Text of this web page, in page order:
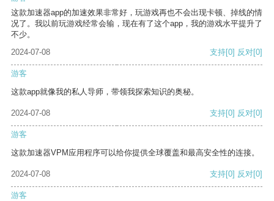
这款加速器app的加速效果非常好，玩游戏再也不会出现卡顿、掉线的情
况了。我以前玩游戏经常会输，现在有了这个app，我的游戏水平提升了
不少。
2024-07-08
支持[0] 反对[0]
游客
这款app就像我的私人导师，带领我探索知识的奥秘。
2024-07-08 支持[0] 反对[0]
游客
这款加速器VPM应用程序可以给你提供全球覆盖和最高安全性的连接。
2024-07-08 支持[0] 反对[0]
游客